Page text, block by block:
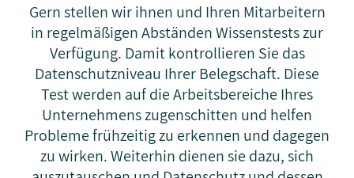
Gern stellen wir ihnen und Ihren Mitarbeitern
in regelmäßigen Abständen Wissenstests zur
Verfügung. Damit kontrollieren Sie das
Datenschutzniveau Ihrer Belegschaft. Diese
Test werden auf die Arbeitsbereiche Ihres
Unternehmens zugenschitten und helfen
Probleme frühzeitig zu erkennen und dagegen
zu wirken. Weiterhin dienen sie dazu, sich